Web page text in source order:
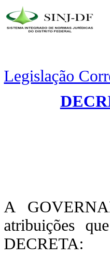
Legislação
A
atribuições
DECRETA: